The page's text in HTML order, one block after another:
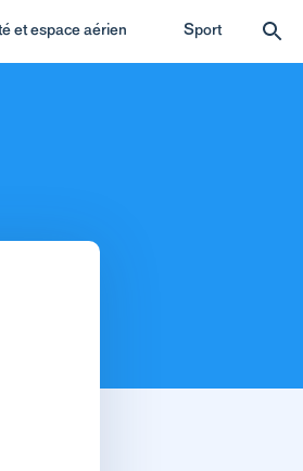
et espace aérien Sport